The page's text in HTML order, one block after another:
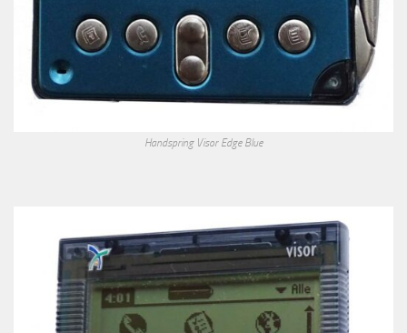
Handspring Visor Edge Blue